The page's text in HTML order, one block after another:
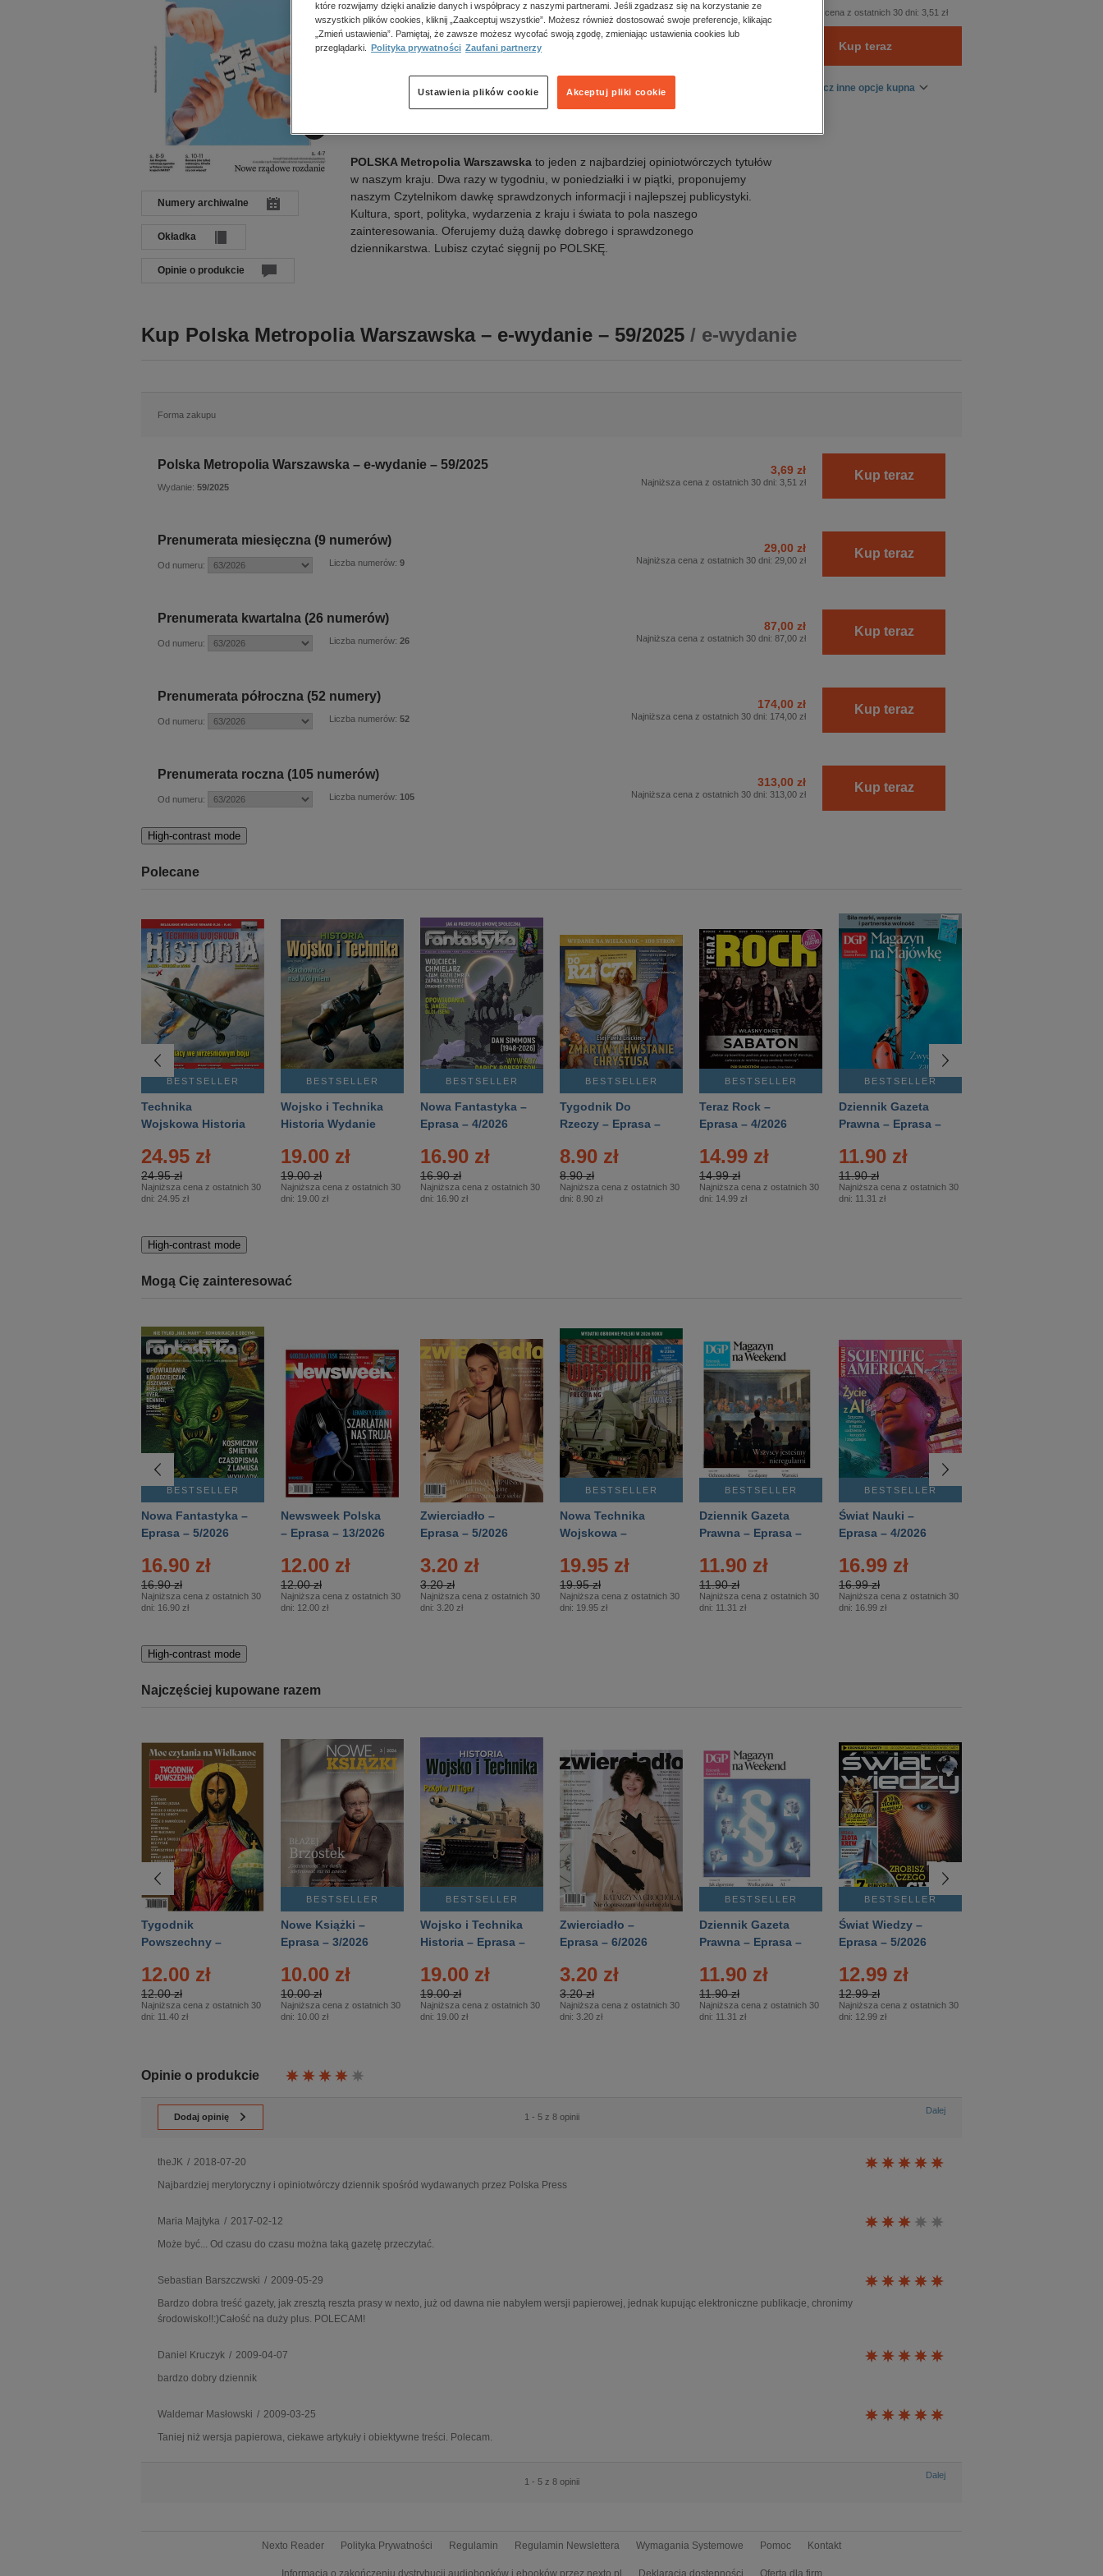
Numery archiwalne
Okładka
Opinie o produkcie
Data wydania:25.07.2025
Język publikacji:polski
Polska Press
Oceń produkt
POLSKA Metropolia Warszawska to jeden z najbardziej opiniotwórczych tytułów
w naszym kraju. Dwa razy w tygodniu, w poniedziałki i w piątki, proponujemy
naszym Czytelnikom dawkę sprawdzonych informacji i najlepszej publicystyki.
Kultura, sport, polityka, wydarzenia z kraju i świata to pola naszego
zainteresowania. Oferujemy dużą dawkę dobrego i sprawdzonego
dziennikarstwa. Lubisz czytać sięgnij po POLSKĘ.
Najniższa cena z ostatnich 30 dni: 3,51 zł
Kup teraz
Zobacz inne opcje kupna
Kup Polska Metropolia Warszawska – e-wydanie – 59/2025 / e-wydanie
Forma zakupu
Polska Metropolia Warszawska – e-wydanie – 59/2025
Wydanie: 59/2025
3,69 zł
Najniższa cena z ostatnich 30 dni: 3,51 zł Kup teraz
Prenumerata miesięczna (9 numerów)
Od numeru: Liczba numerów: 9
29,00 zł
Najniższa cena z ostatnich 30 dni: 29,00 zł Kup teraz
Prenumerata kwartalna (26 numerów)
Od numeru: Liczba numerów: 26
87,00 zł
Najniższa cena z ostatnich 30 dni: 87,00 zł Kup teraz
Prenumerata półroczna (52 numery)
Od numeru: Liczba numerów: 52
174,00 zł
Najniższa cena z ostatnich 30 dni: 174,00 zł Kup teraz
Prenumerata roczna (105 numerów)
Od numeru: Liczba numerów: 105
313,00 zł
Najniższa cena z ostatnich 30 dni: 313,00 zł Kup teraz
High-contrast mode
Polecane
BESTSELLER
Technika
Wojskowa Historia
24.95 zł
24.95 zł
Najniższa cena z ostatnich 30
dni: 24.95 zł
BESTSELLER
Wojsko i Technika
Historia Wydanie
– 2/2026
19.00 zł
19.00 zł
Najniższa cena z ostatnich 30
dni: 19.00 zł
BESTSELLER
Nowa Fantastyka –
Eprasa – 4/2026
16.90 zł
16.90 zł
Najniższa cena z ostatnich 30
dni: 16.90 zł
BESTSELLER
Tygodnik Do
Rzeczy – Eprasa –
8.90 zł
8.90 zł
Najniższa cena z ostatnich 30
dni: 8.90 zł
BESTSELLER
Teraz Rock –
Eprasa – 4/2026
14.99 zł
14.99 zł
Najniższa cena z ostatnich 30
dni: 14.99 zł
BESTSELLER
Dziennik Gazeta
Prawna – Eprasa –
11.90 zł
11.90 zł
Najniższa cena z ostatnich 30
dni: 11.31 zł
High-contrast mode
Mogą Cię zainteresować
BESTSELLER
Nowa Fantastyka –
Eprasa – 5/2026
16.90 zł
16.90 zł
Najniższa cena z ostatnich 30
dni: 16.90 zł
Newsweek Polska
– Eprasa – 13/2026
12.00 zł
12.00 zł
Najniższa cena z ostatnich 30
dni: 12.00 zł
Zwierciadło –
Eprasa – 5/2026
3.20 zł
3.20 zł
Najniższa cena z ostatnich 30
dni: 3.20 zł
BESTSELLER
Nowa Technika
Wojskowa –
19.95 zł
19.95 zł
Najniższa cena z ostatnich 30
dni: 19.95 zł
BESTSELLER
Dziennik Gazeta
Prawna – Eprasa –
11.90 zł
11.90 zł
Najniższa cena z ostatnich 30
dni: 11.31 zł
BESTSELLER
Świat Nauki –
Eprasa – 4/2026
16.99 zł
16.99 zł
Najniższa cena z ostatnich 30
dni: 16.99 zł
High-contrast mode
Najczęściej kupowane razem
Tygodnik
Powszechny –
12.00 zł
12.00 zł
Najniższa cena z ostatnich 30
dni: 11.40 zł
BESTSELLER
Nowe Książki –
Eprasa – 3/2026
10.00 zł
10.00 zł
Najniższa cena z ostatnich 30
dni: 10.00 zł
BESTSELLER
Wojsko i Technika
Historia – Eprasa –
19.00 zł
19.00 zł
Najniższa cena z ostatnich 30
dni: 19.00 zł
Zwierciadło –
Eprasa – 6/2026
3.20 zł
3.20 zł
Najniższa cena z ostatnich 30
dni: 3.20 zł
BESTSELLER
Dziennik Gazeta
Prawna – Eprasa –
11.90 zł
11.90 zł
Najniższa cena z ostatnich 30
dni: 11.31 zł
BESTSELLER
Świat Wiedzy –
Eprasa – 5/2026
12.99 zł
12.99 zł
Najniższa cena z ostatnich 30
dni: 12.99 zł
Opinie o produkcie
Dodaj opinię 1 - 5 z 8 opinii
Dalej
theJK / 2018-07-20
Najbardziej merytoryczny i opiniotwórczy dziennik spośród wydawanych przez Polska Press
Maria Majtyka / 2017-02-12
Może być... Od czasu do czasu można taką gazetę przeczytać.
Sebastian Barszczwski / 2009-05-29
Bardzo dobra treść gazety, jak zresztą reszta prasy w nexto, już od dawna nie nabyłem wersji papierowej, jednak kupując elektroniczne publikacje, chronimy
środowisko!!:)Całość na duży plus. POLECAM!
Daniel Kruczyk / 2009-04-07
bardzo dobry dziennik
Waldemar Masłowski / 2009-03-25
Taniej niż wersja papierowa, ciekawe artykuły i obiektywne treści. Polecam.
1 - 5 z 8 opinii
Dalej
Nexto Reader Polityka Prywatności Regulamin Regulamin Newslettera Wymagania Systemowe Pomoc Kontakt
Informacja o zakończeniu dystrybucji audiobooków i ebooków przez nexto.pl Deklaracja dostępności Oferta dla firm
które rozwijamy dzięki analizie danych i współpracy z naszymi partnerami. Jeśli zgadzasz się na korzystanie ze
wszystkich plików cookies, kliknij „Zaakceptuj wszystkie”. Możesz również dostosować swoje preferencje, klikając
„Zmień ustawienia”. Pamiętaj, że zawsze możesz wycofać swoją zgodę, zmieniając ustawienia cookies lub
przeglądarki.
Polityka prywatności Zaufani partnerzy
Akceptuj pliki cookie
Ustawienia plików cookie